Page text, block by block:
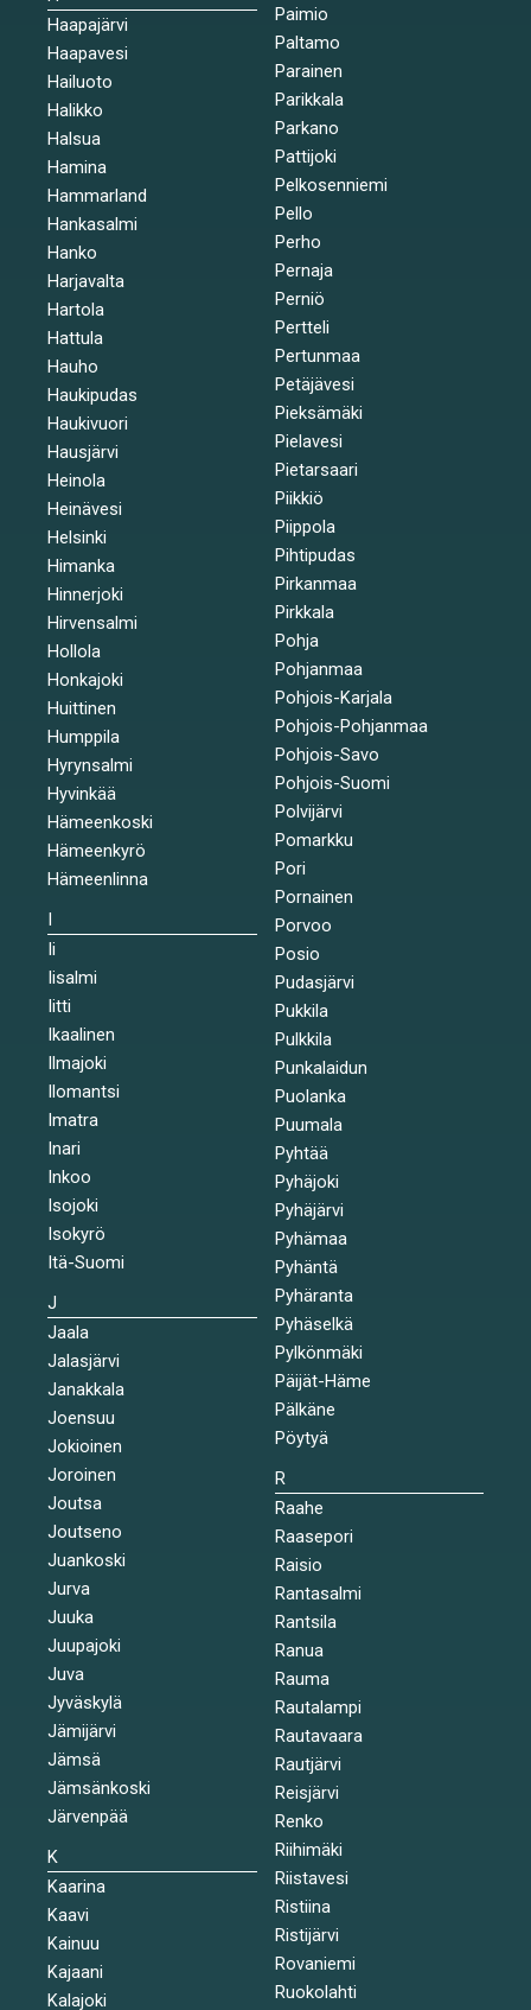
Haapajärvi
Haapavesi
Hailuoto
Halikko
Halsua
Hamina
Hammarland
Hankasalmi
Hanko
Harjavalta
Hartola
Hattula
Hauho
Haukipudas
Haukivuori
Hausjärvi
Heinola
Heinävesi
Helsinki
Himanka
Hinnerjoki
Hirvensalmi
Hollola
Honkajoki
Huittinen
Humppila
Hyrynsalmi
Hyvinkää
Hämeenkoski
Hämeenkyrö
Hämeenlinna
I
Ii
Iisalmi
Iitti
Ikaalinen
Ilmajoki
Ilomantsi
Imatra
Inari
Inkoo
Isojoki
Isokyrö
Itä-Suomi
J
Jaala
Jalasjärvi
Janakkala
Joensuu
Jokioinen
Joroinen
Joutsa
Joutseno
Juankoski
Jurva
Juuka
Juupajoki
Juva
Jyväskylä
Jämijärvi
Jämsä
Jämsänkoski
Järvenpää
K
Kaarina
Kaavi
Kainuu
Kajaani
Kalajoki
Paimio
Paltamo
Parainen
Parikkala
Parkano
Pattijoki
Pelkosenniemi
Pello
Perho
Pernaja
Perniö
Pertteli
Pertunmaa
Petäjävesi
Pieksämäki
Pielavesi
Pietarsaari
Piikkiö
Piippola
Pihtipudas
Pirkanmaa
Pirkkala
Pohja
Pohjanmaa
Pohjois-Karjala
Pohjois-Pohjanmaa
Pohjois-Savo
Pohjois-Suomi
Polvijärvi
Pomarkku
Pori
Pornainen
Porvoo
Posio
Pudasjärvi
Pukkila
Pulkkila
Punkalaidun
Puolanka
Puumala
Pyhtää
Pyhäjoki
Pyhäjärvi
Pyhämaa
Pyhäntä
Pyhäranta
Pyhäselkä
Pylkönmäki
Päijät-Häme
Pälkäne
Pöytyä
R
Raahe
Raasepori
Raisio
Rantasalmi
Rantsila
Ranua
Rauma
Rautalampi
Rautavaara
Rautjärvi
Reisjärvi
Renko
Riihimäki
Riistavesi
Ristiina
Ristijärvi
Rovaniemi
Ruokolahti